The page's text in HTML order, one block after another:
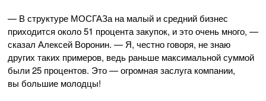
— В структуре МОСГАЗа на малый и средний бизнес
приходится около 51 процента закупок, и это очень много, —
сказал Алексей Воронин. — Я, честно говоря, не знаю
других таких примеров, ведь раньше максимальной суммой
были 25 процентов. Это — огромная заслуга компании,
вы большие молодцы!